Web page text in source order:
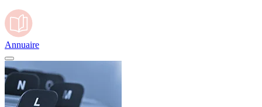
Annuaire